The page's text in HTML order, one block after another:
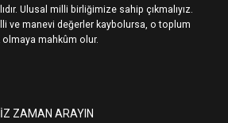
Ulusal milli birliğimize sahip çıkmalıyız.
ve manevi değerler kaybolursa, o toplum
olmaya mahkûm olur.
ZAMAN ARAYIN